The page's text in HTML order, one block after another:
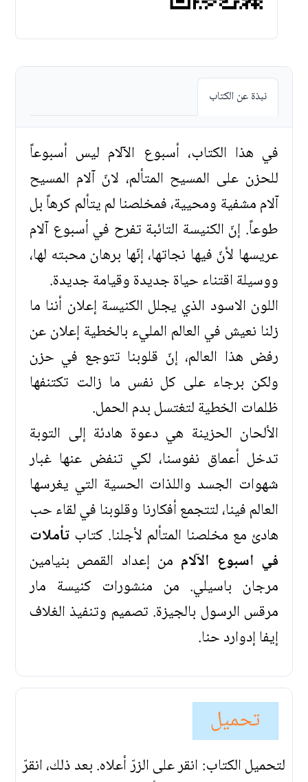
نبذة عن الكتاب
في هذا الكتاب، أسبوع الآلام ليس أسبوعاً
للحزن على المسيح المتألم، لانّ آلام المسيح
آلام مشفية ومحيية، فمخلصنا لم يتألم كرهاً بل
طوعاً. إنّ الكنيسة التائبة تفرح في أسبوع آلام
عريسها لأنّ فيها نجاتها، إنّها برهان محبته لها،
ووسيلة اقتناء حياة جديدة وقيامة جديدة.
اللون الاسود الذي يجلل الكنيسة إعلان أننا ما
زلنا نعيش في العالم المليء بالخطية إعلان عن
رفض هذا العالم، إنّ قلوبنا تتوجع في حزن
ولكن برجاء على كل نفس ما زالت تكتنفها
ظلمات الخطية لتغتسل بدم الحمل.
الألحان الحزينة هي دعوة هادئة إلى التوبة
تدخل أعماق نفوسنا، لكي تنفض عنها غبار
شهوات الجسد واللذات الحسية التي يغرسها
العالم فينا، لتتجمع أفكارنا وقلوبنا في لقاء حب
هادئ مع مخلصنا المتألم لأجلنا. كتاب تأملات
في اسبوع الآلام من إعداد القمص بنيامين
مرجان باسيلي. من منشورات كنيسة مار
مرقس الرسول بالجيزة. تصميم وتنفيذ الغلاف
إيفا إدوارد حنا.
تحميل
لتحميل الكتاب: انقر على الزرّ أعلاه. بعد ذلك، انقرّ